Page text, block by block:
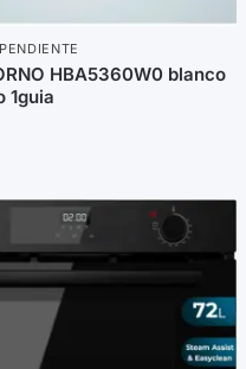
HBA5360W0 blanco
1guia